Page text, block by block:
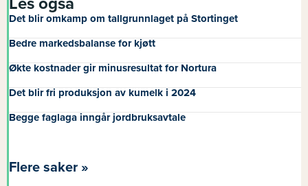
Det blir omkamp om tallgrunnlaget på Stortinget
Bedre markedsbalanse for kjøtt
Økte kostnader gir minusresultat for Nortura
Det blir fri produksjon av kumelk i 2024
Begge faglaga inngår jordbruksavtale
Flere saker »